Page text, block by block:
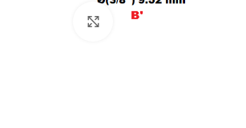
Πατήστε για μεγέθυνση